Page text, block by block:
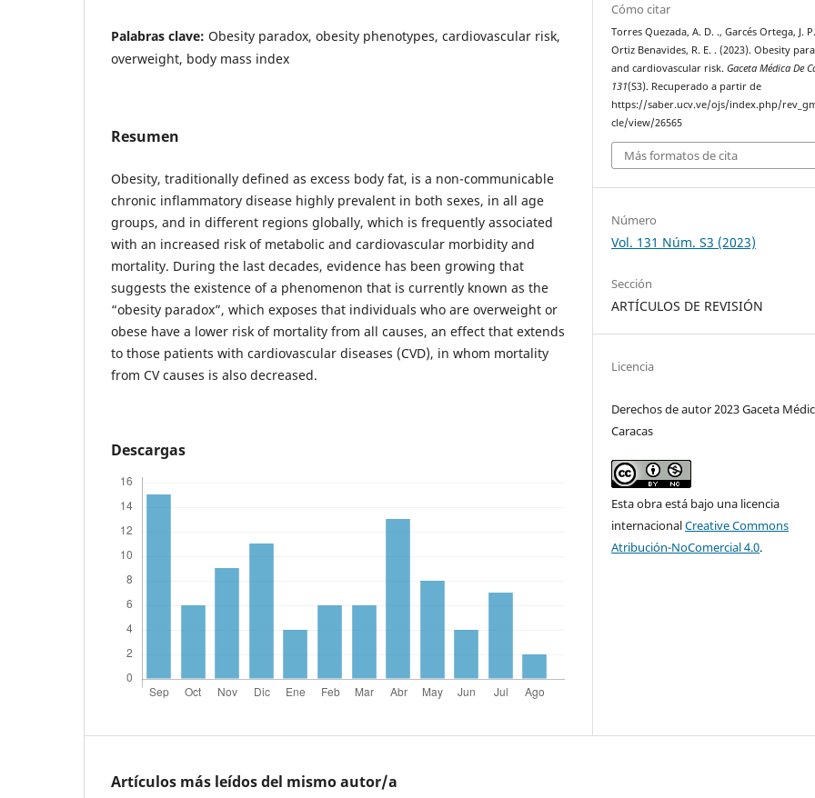
Palabras clave: Obesity paradox, obesity phenotypes, cardiovascular risk,
overweight, body mass index
Resumen
Obesity, traditionally defined as excess body fat, is a non-communicable
chronic inflammatory disease highly prevalent in both sexes, in all age
groups, and in different regions globally, which is frequently associated
with an increased risk of metabolic and cardiovascular morbidity and
mortality. During the last decades, evidence has been growing that
suggests the existence of a phenomenon that is currently known as the
“obesity paradox”, which exposes that individuals who are overweight or
obese have a lower risk of mortality from all causes, an effect that extends
to those patients with cardiovascular diseases (CVD), in whom mortality
from CV causes is also decreased.
Descargas
Cómo citar
Torres Quezada, A. D. ., Garcés Ortega, J.
Ortiz Benavides, R. E. . (2023). Obesity
and cardiovascular risk.Gaceta Médica De
131(S3). Recuperado a partir de
https://saber.ucv.ve/ojs/index.php/
cle/view/26565
Más formatos de cita
Número
Vol. 131 Núm. S3 (2023)
Sección
ARTÍCULOS DE REVISIÓN
Licencia
Derechos de autor 2023 Gaceta
Caracas
Esta obra está bajo una licencia
internacionalCreative Commons
Atribución-NoComercial 4.0.
Artículos más leídos del mismo autor/a